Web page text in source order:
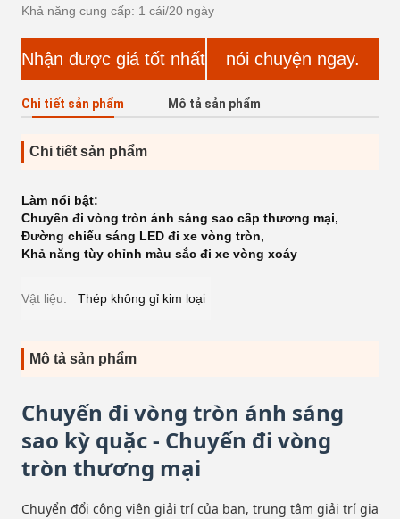
Khả năng cung cấp: 1 cái/20 ngày
Nhận được giá tốt nhất nói chuyện ngay.
Chi tiết sản phẩm Mô tả sản phẩm
Chi tiết sản phẩm
Làm nổi bật:
Chuyến đi vòng tròn ánh sáng sao cấp thương mại,
Đường chiếu sáng LED đi xe vòng tròn,
Khả năng tùy chỉnh màu sắc đi xe vòng xoáy
Vật liệu: Thép không gỉ kim loại
Mô tả sản phẩm
Chuyến đi vòng tròn ánh sáng
sao kỳ quặc - Chuyến đi vòng
tròn thương mại
Chuyển đổi công viên giải trí của bạn, trung tâm giải trí gia